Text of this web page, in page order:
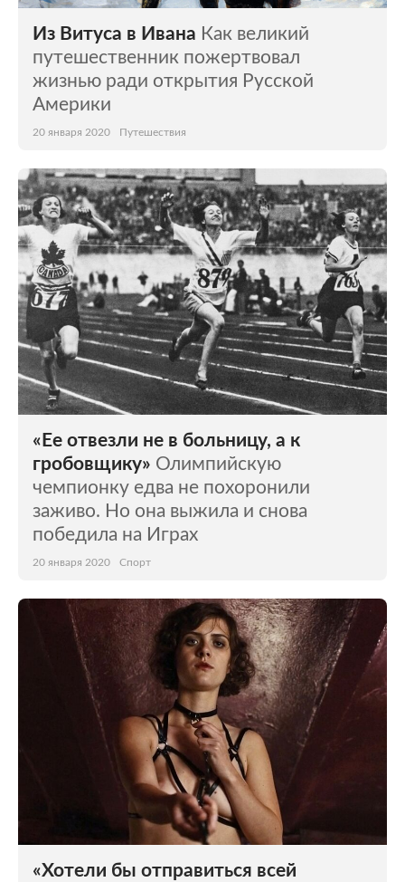
Из Витуса в Ивана Как великий
путешественник пожертвовал
жизнью ради открытия Русской
Америки
20 января 2020 Путешествия
«Ее отвезли не в больницу, а к
гробовщику» Олимпийскую
чемпионку едва не похоронили
заживо. Но она выжила и снова
победила на Играх
20 января 2020 Спорт
«Хотели бы отправиться всей